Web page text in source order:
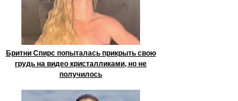
Бритни Спирс попыталась прикрыть свою
грудь на видео кристалликами, но не
получилось